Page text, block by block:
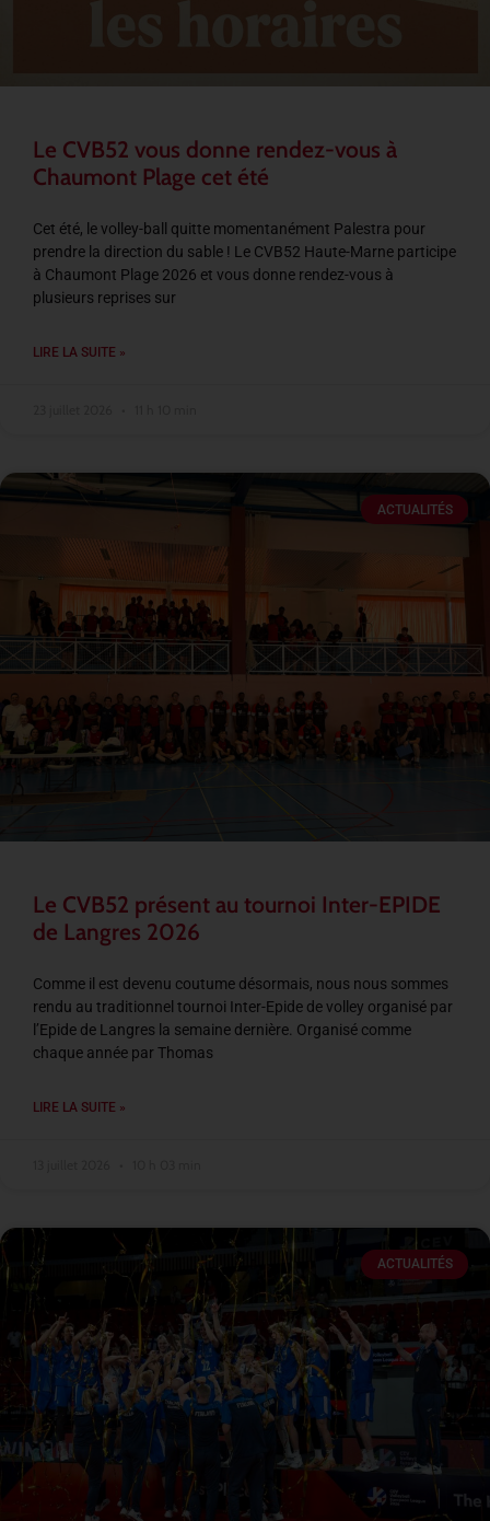
Le CVB52 vous donne rendez-vous à
Chaumont Plage cet été
Cet été, le volley-ball quitte momentanément Palestra pour
prendre la direction du sable ! Le CVB52 Haute-Marne participe
à Chaumont Plage 2026 et vous donne rendez-vous à
plusieurs reprises sur
LIRE LA SUITE »
ACTUALITÉS
Le CVB52 présent au tournoi Inter-EPIDE
de Langres 2026
Comme il est devenu coutume désormais, nous nous sommes
rendu au traditionnel tournoi Inter-Epide de volley organisé par
l’Epide de Langres la semaine dernière. Organisé comme
chaque année par Thomas
LIRE LA SUITE »
ACTUALITÉS